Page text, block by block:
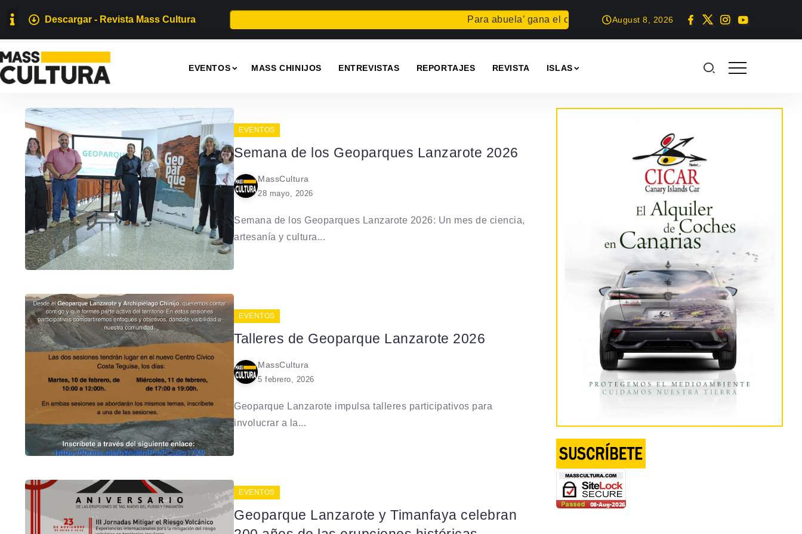
Descargar - Revista Mass Cultura Para abuela’ gana el concurso Carta para una fiestaSummer Geek en
August 8, 2026
EVENTOS MASS CHINIJOS ENTREVISTAS REPORTAJES REVISTA ISLAS
EVENTOS
Semana de los Geoparques Lanzarote 2026
MassCultura
28 mayo, 2026
Semana de los Geoparques Lanzarote 2026: Un mes de ciencia,
artesanía y cultura...
EVENTOS
Talleres de Geoparque Lanzarote 2026
MassCultura
5 febrero, 2026
Geoparque Lanzarote impulsa talleres participativos para
involucrar a la...
EVENTOS
Geoparque Lanzarote y Timanfaya celebran